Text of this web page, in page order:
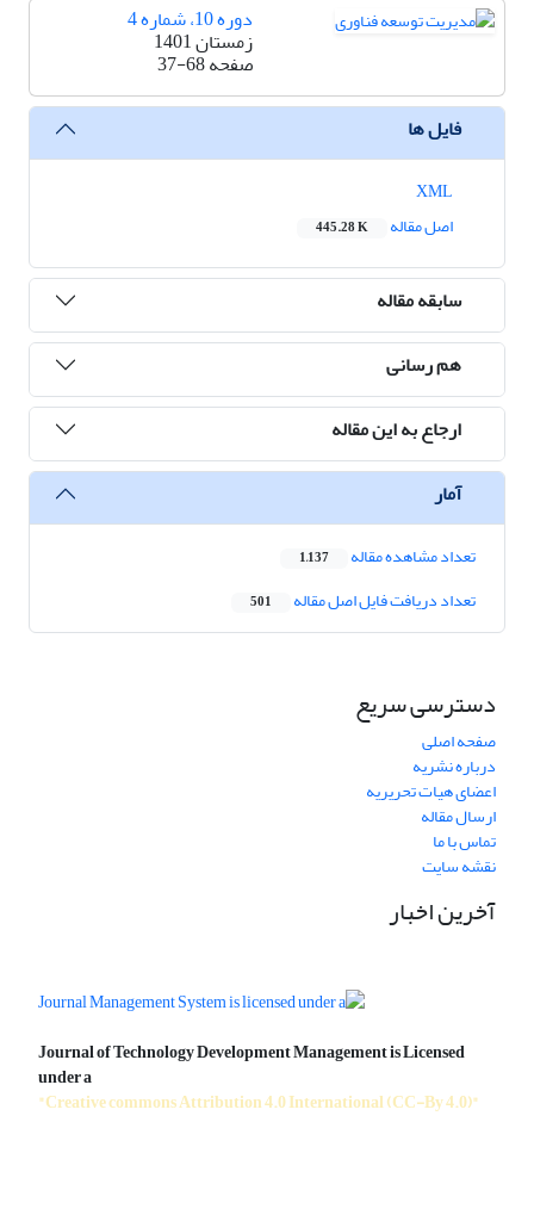
دوره 10، شماره 4
زمستان 1401
صفحه37-68
فایل ها
اصل مقاله
445.28 K
سابقه مقاله
هم رسانی
ارجاع به این مقاله
آمار
تعداد مشاهده مقاله 1,137
تعداد دریافت فایل اصل مقاله 501
دسترسی سریع
صفحه اصلی
درباره نشریه
اعضای هیات تحریریه
ارسال مقاله
تماس با ما
نقشه سایت
آخرین اخبار
Journal of Technology Development Management is Licensed
under a
"Creative commons Attribution 4.0 International (CC-By 4.0)"